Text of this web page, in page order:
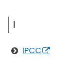
I
IPCC